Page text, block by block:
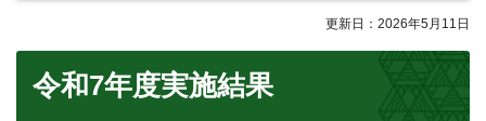
更新日：2026年5月11日
令和7年度実施結果